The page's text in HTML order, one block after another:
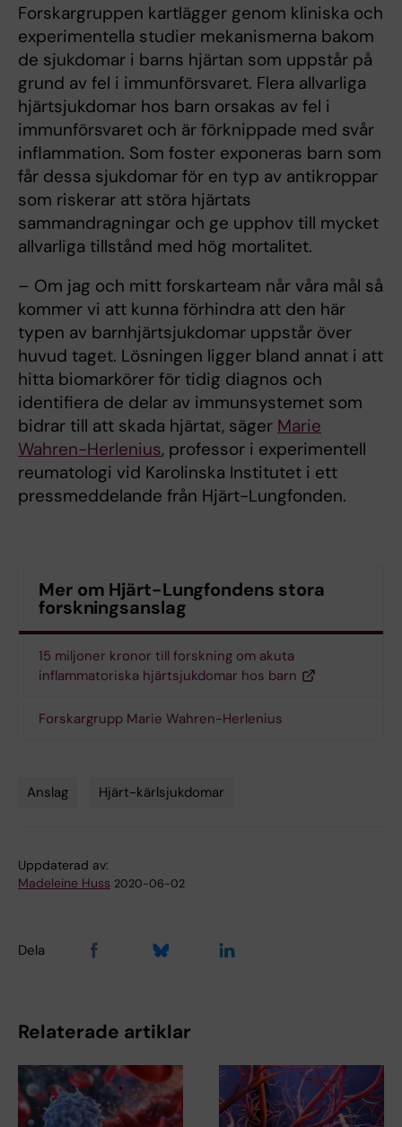
Forskargruppen kartlägger genom kliniska och
experimentella studier mekanismerna bakom
de sjukdomar i barns hjärtan som uppstår på
grund av fel i immunförsvaret. Flera allvarliga
hjärtsjukdomar hos barn orsakas av fel i
immunförsvaret och är förknippade med svår
inflammation. Som foster exponeras barn som
får dessa sjukdomar för en typ av antikroppar
som riskerar att störa hjärtats
sammandragningar och ge upphov till mycket
allvarliga tillstånd med hög mortalitet.
– Om jag och mitt forskarteam når våra mål så
kommer vi att kunna förhindra att den här
typen av barnhjärtsjukdomar uppstår över
huvud taget. Lösningen ligger bland annat i att
hitta biomarkörer för tidig diagnos och
identifiera de delar av immunsystemet som
bidrar till att skada hjärtat, säger Marie
Wahren-Herlenius, professor i experimentell
reumatologi vid Karolinska Institutet i ett
pressmeddelande från Hjärt-Lungfonden.
Mer om Hjärt-Lungfondens stora
forskningsanslag
15 miljoner kronor till forskning om akuta
inflammatoriska hjärtsjukdomar hos barn
Forskargrupp Marie Wahren-Herlenius
Anslag Hjärt-kärlsjukdomar
Uppdaterad av:
Madeleine Huss 2020-06-02
Dela
Relaterade artiklar